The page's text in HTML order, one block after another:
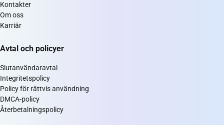
Kontakter
Om oss
Karriär
Avtal och policyer
Slutanvändaravtal
Integritetspolicy
Policy för rättvis användning
DMCA-policy
Återbetalningspolicy